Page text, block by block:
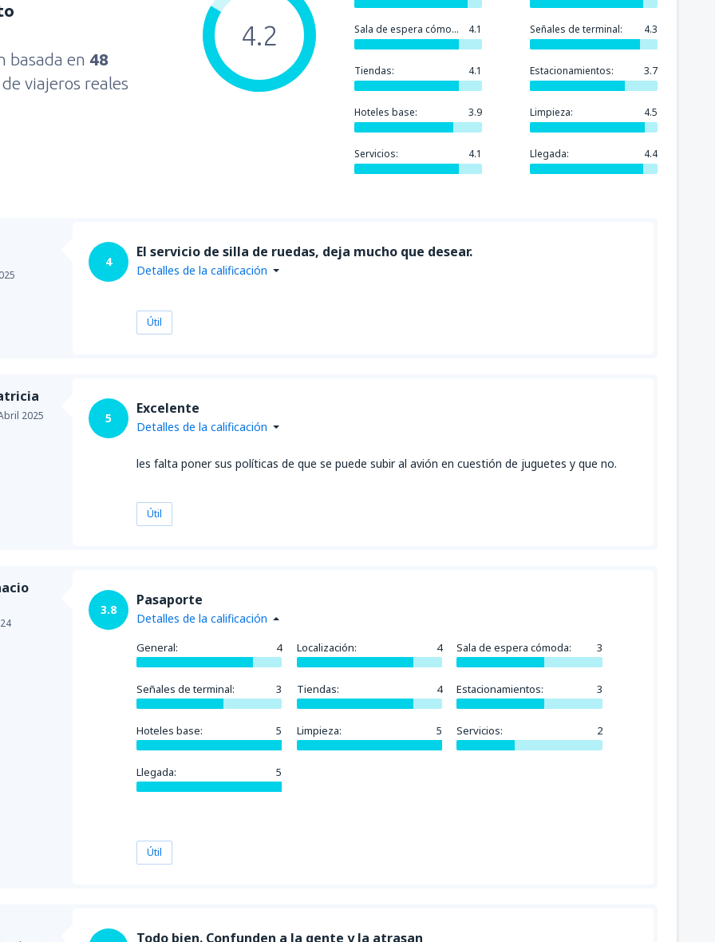
basada en 48
de viajeros reales
Sala de espera cómoda: 4.1 Señales de terminal: 4.3
Tiendas: 4.1 Estacionamientos: 3.7
Hoteles base: 3.9 Limpieza: 4.5
Servicios: 4.1 Llegada: 4.4
4.2
4
El servicio de silla de ruedas, deja mucho que desear.
Detalles de la calificación
Útil
2025 5
Excelente
Detalles de la calificación
les falta poner sus políticas de que se puede subir al avión en cuestión de juguetes y que no.
Útil
3.8
Pasaporte
Detalles de la calificación
General: 4 Localización: 4 Sala de espera cómoda: 3
Señales de terminal: 3 Tiendas: 4 Estacionamientos: 3
Hoteles base: 5 Limpieza: 5 Servicios: 2
Llegada: 5
Útil
Todo bien. Confunden a la gente y la atrasan